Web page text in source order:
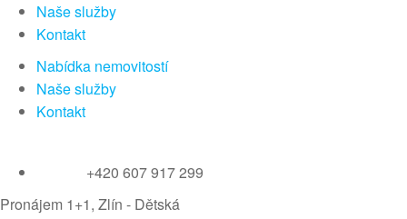
Naše služby
Kontakt
Nabídka nemovitostí
Naše služby
Kontakt
+420 607 917 299
Pronájem 1+1, Zlín - Dětská